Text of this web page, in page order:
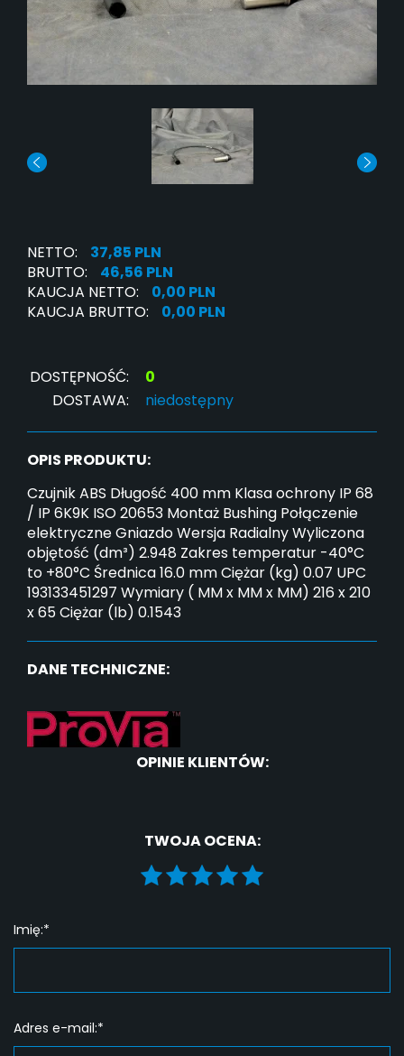
NETTO:
37,85 PLN
BRUTTO:
46,56 PLN
KAUCJA NETTO:
0,00 PLN
KAUCJA BRUTTO:
0,00 PLN
DOSTĘPNOŚĆ:
0
DOSTAWA:
niedostępny
OPIS PRODUKTU:
Czujnik ABS Długość 400 mm Klasa ochrony IP 68
/ IP 6K9K ISO 20653 Montaż Bushing Połączenie
elektryczne Gniazdo Wersja Radialny Wyliczona
objętość (dm³) 2.948 Zakres temperatur -40°C
to +80°C Średnica 16.0 mm Ciężar (kg) 0.07 UPC
193133451297 Wymiary ( MM x MM x MM) 216 x 210
x 65 Ciężar (lb) 0.1543
DANE TECHNICZNE:
OPINIE KLIENTÓW:
TWOJA OCENA:
Imię:*
Adres e-mail:*